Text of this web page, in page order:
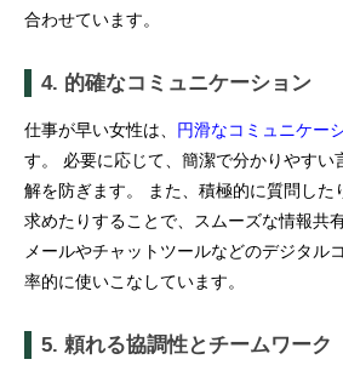
合わせています。
4. 的確なコミュニケーション
仕事が早い女性は、 円滑なコミュニケー
す。 必要に応じて、簡潔で分かりやすい
解を防ぎます。 また、積極的に質問した
求めたりすることで、スムーズな情報共
メールやチャットツールなどのデジタル
率的に使いこなしています。
5. 頼れる協調性とチームワーク